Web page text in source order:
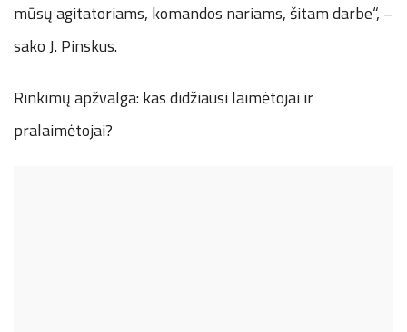
mūsų agitatoriams, komandos nariams, šitam darbe“, –
sako J. Pinskus.
Rinkimų apžvalga: kas didžiausi laimėtojai ir
pralaimėtojai?